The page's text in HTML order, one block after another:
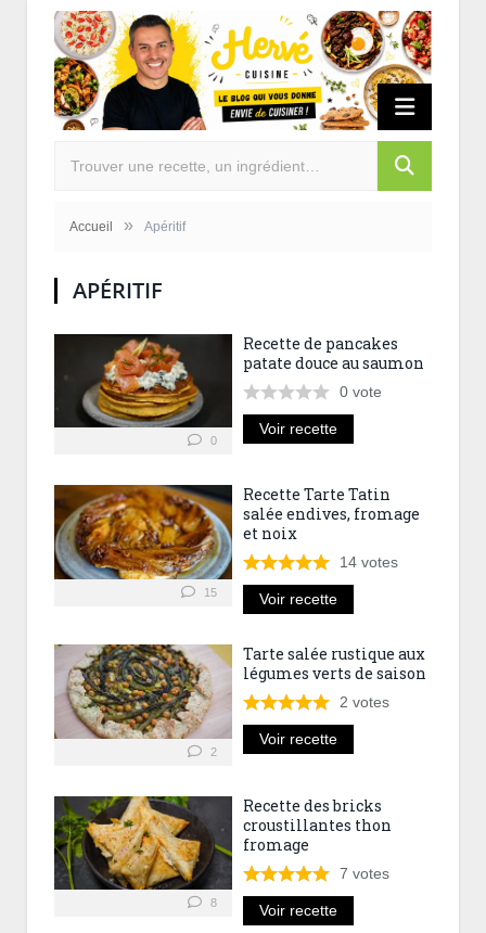
Accueil » Apéritif
APÉRITIF
0
Recette de pancakes
patate douce au saumon
0 vote
Voir recette
15
Recette Tarte Tatin
salée endives, fromage
et noix
14 votes
Voir recette
2
Tarte salée rustique aux
légumes verts de saison
2 votes
Voir recette
8
Recette des bricks
croustillantes thon
fromage
7 votes
Voir recette